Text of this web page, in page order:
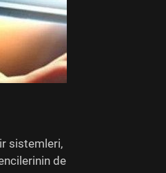
sistemleri,
de